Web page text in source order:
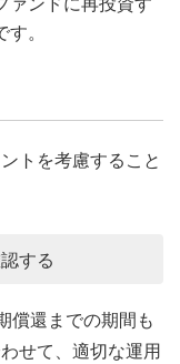
ァンドに再投資す
。
トを考慮すること
する
償還までの期間も
せて、適切な運用